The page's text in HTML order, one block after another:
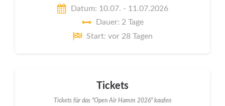
Datum: 10.07. - 11.07.2026
Dauer: 2 Tage
Start: vor 28 Tagen
Tickets
Tickets für das "Open Air Hamm 2026" kaufen